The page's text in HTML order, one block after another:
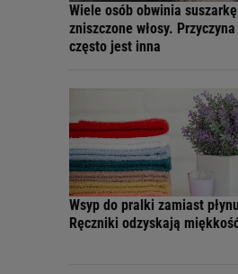
Wiele osób obwinia
zniszczone włosy. Przyczyna
często jest inna
Wsyp do pralki zamiast
Ręczniki odzyskają